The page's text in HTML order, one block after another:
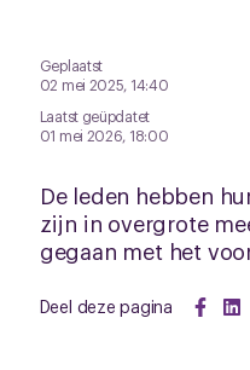
Geplaatst
02 mei 2025, 14:40
Laatst geüpdatet
01 mei 2026, 18:00
De leden hebben
zijn in overgrote
gegaan met het
Deel deze pagina